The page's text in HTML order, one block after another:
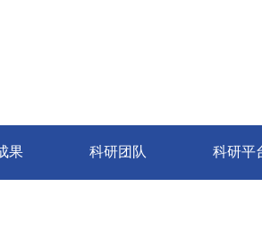
果 科研团队 科研平